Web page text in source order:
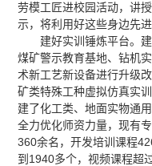
劳模工匠进校园活动，讲
示，将利用好这些身边先
建好实训锤炼平台。
煤矿警示教育基地、钻机
术新工艺新设备进行升级
矿类特殊工种虚拟仿真实
建了化工类、地面实物通
全力优化师资力量，现有
360余名，开发培训课程
到1940多个，视频课程超